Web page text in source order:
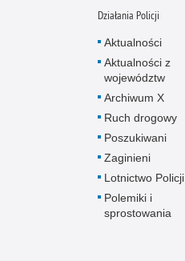
Działania Policji
Aktualności
Aktualności z
województw
Archiwum X
Ruch drogowy
Poszukiwani
Zaginieni
Lotnictwo Policji
Polemiki i
sprostowania